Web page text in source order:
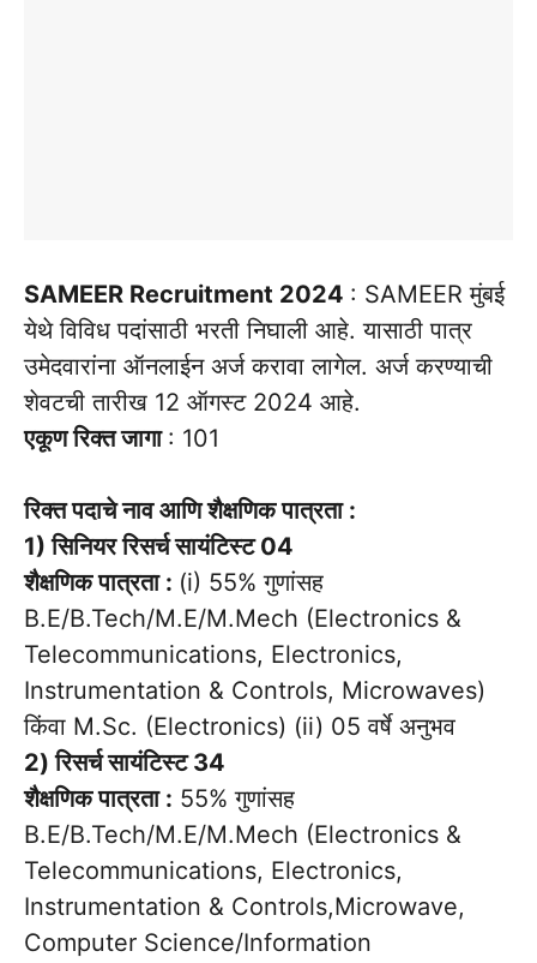
SAMEER Recruitment 2024 : SAMEER मुंबई
येथे विविध पदांसाठी भरती निघाली आहे. यासाठी पात्र
उमेदवारांना ऑनलाईन अर्ज करावा लागेल. अर्ज करण्याची
शेवटची तारीख 12 ऑगस्ट 2024 आहे.
एकूण रिक्त जागा : 101
रिक्त पदाचे नाव आणि शैक्षणिक पात्रता :
1) सिनियर रिसर्च सायंटिस्ट 04
शैक्षणिक पात्रता : (i) 55% गुणांसह
B.E/B.Tech/M.E/M.Mech (Electronics &
Telecommunications, Electronics,
Instrumentation & Controls, Microwaves)
किंवा M.Sc. (Electronics) (ii) 05 वर्षे अनुभव
2) रिसर्च सायंटिस्ट 34
शैक्षणिक पात्रता : 55% गुणांसह
B.E/B.Tech/M.E/M.Mech (Electronics &
Telecommunications, Electronics,
Instrumentation & Controls,Microwave,
Computer Science/Information